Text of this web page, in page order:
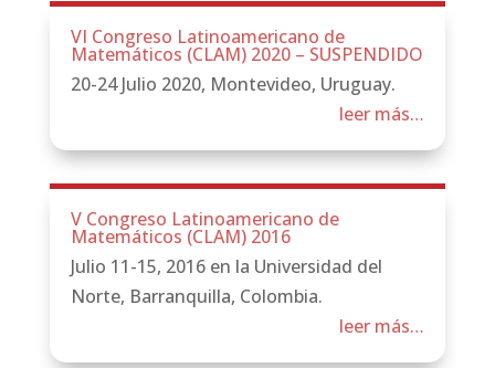
VI Congreso Latinoamericano de
Matemáticos (CLAM) 2020 – SUSPENDIDO
20-24 Julio 2020, Montevideo, Uruguay.
leer más…
V Congreso Latinoamericano de
Matemáticos (CLAM) 2016
Julio 11-15, 2016 en la Universidad del
Norte, Barranquilla, Colombia.
leer más…